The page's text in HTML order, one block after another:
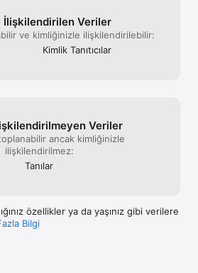
İlişkilendiri­len Veriler
ve kimliğinizle ilişkilendirilebilir:
Kimlik Tanıtıcılar
Veriler
ancak kimliğinizle
ilişkilendirilmez:
Tanılar
özellikler ya da yaşınız gibi verilere
Bilgi